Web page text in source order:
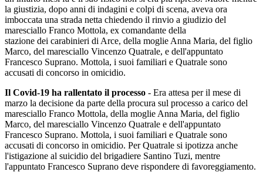
la giustizia, dopo anni di indagini e colpi di scena, aveva ora
imboccata una strada netta chiedendo il rinvio a giudizio del
maresciallo Franco Mottola, ex comandante della
stazione dei carabinieri di Arce, della moglie Anna Maria, del figlio
Marco, del maresciallo Vincenzo Quatrale, e dell'appuntato
Francesco Suprano. Mottola, i suoi familiari e Quatrale sono
accusati di concorso in omicidio.
Il Covid-19 ha rallentato il processo - Era attesa per il mese di
marzo la decisione da parte della procura sul processo a carico del
maresciallo Franco Mottola, della moglie Anna Maria, del figlio
Marco, del maresciallo Vincenzo Quatrale e dell'appuntato
Francesco Suprano. Mottola, i suoi familiari e Quatrale sono
accusati di concorso in omicidio. Per Quatrale si ipotizza anche
l'istigazione al suicidio del brigadiere Santino Tuzi, mentre
l'appuntato Francesco Suprano deve rispondere di favoreggiamento.